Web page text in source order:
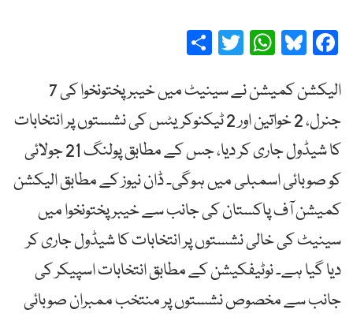
Facebook
Bluesky
WhatsApp
Twitter
الیکشن کمیشن نے سینیٹ میں خیبر پختونخوا کی 7
جنرل، 2 خواتین اور 2 ٹیکنوکریٹس کی نشستوں پر انتخابات
کا شیڈول جاری کر دیا، جس کے مطابق پولنگ 21 جولائی
کو صوبائی اسمبلی میں ہوگی۔ ڈان نیوز کے مطابق الیکشن
کمیشن آف پاکستان کی جانب سے خیبرپختونخوا میں
سینیٹ کی خالی نشستوں پر انتخابات کا شیڈول جاری کر
دیا گیا ہے۔ نوٹیفکیشن کے مطابق انتخابات اسپیکر کی
جانب سے مخصوص نشستوں پر منتخب ممبران صوبائی